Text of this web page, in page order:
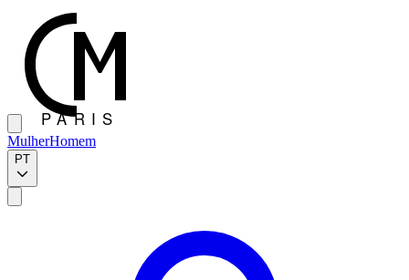
MulherHomem
PT